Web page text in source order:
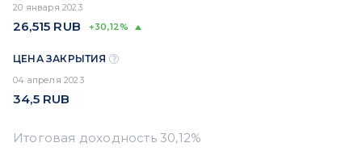
20 января 2023
26,515 RUB +30,12%
ЦЕНА ЗАКРЫТИЯ
04 апреля 2023
34,5 RUB